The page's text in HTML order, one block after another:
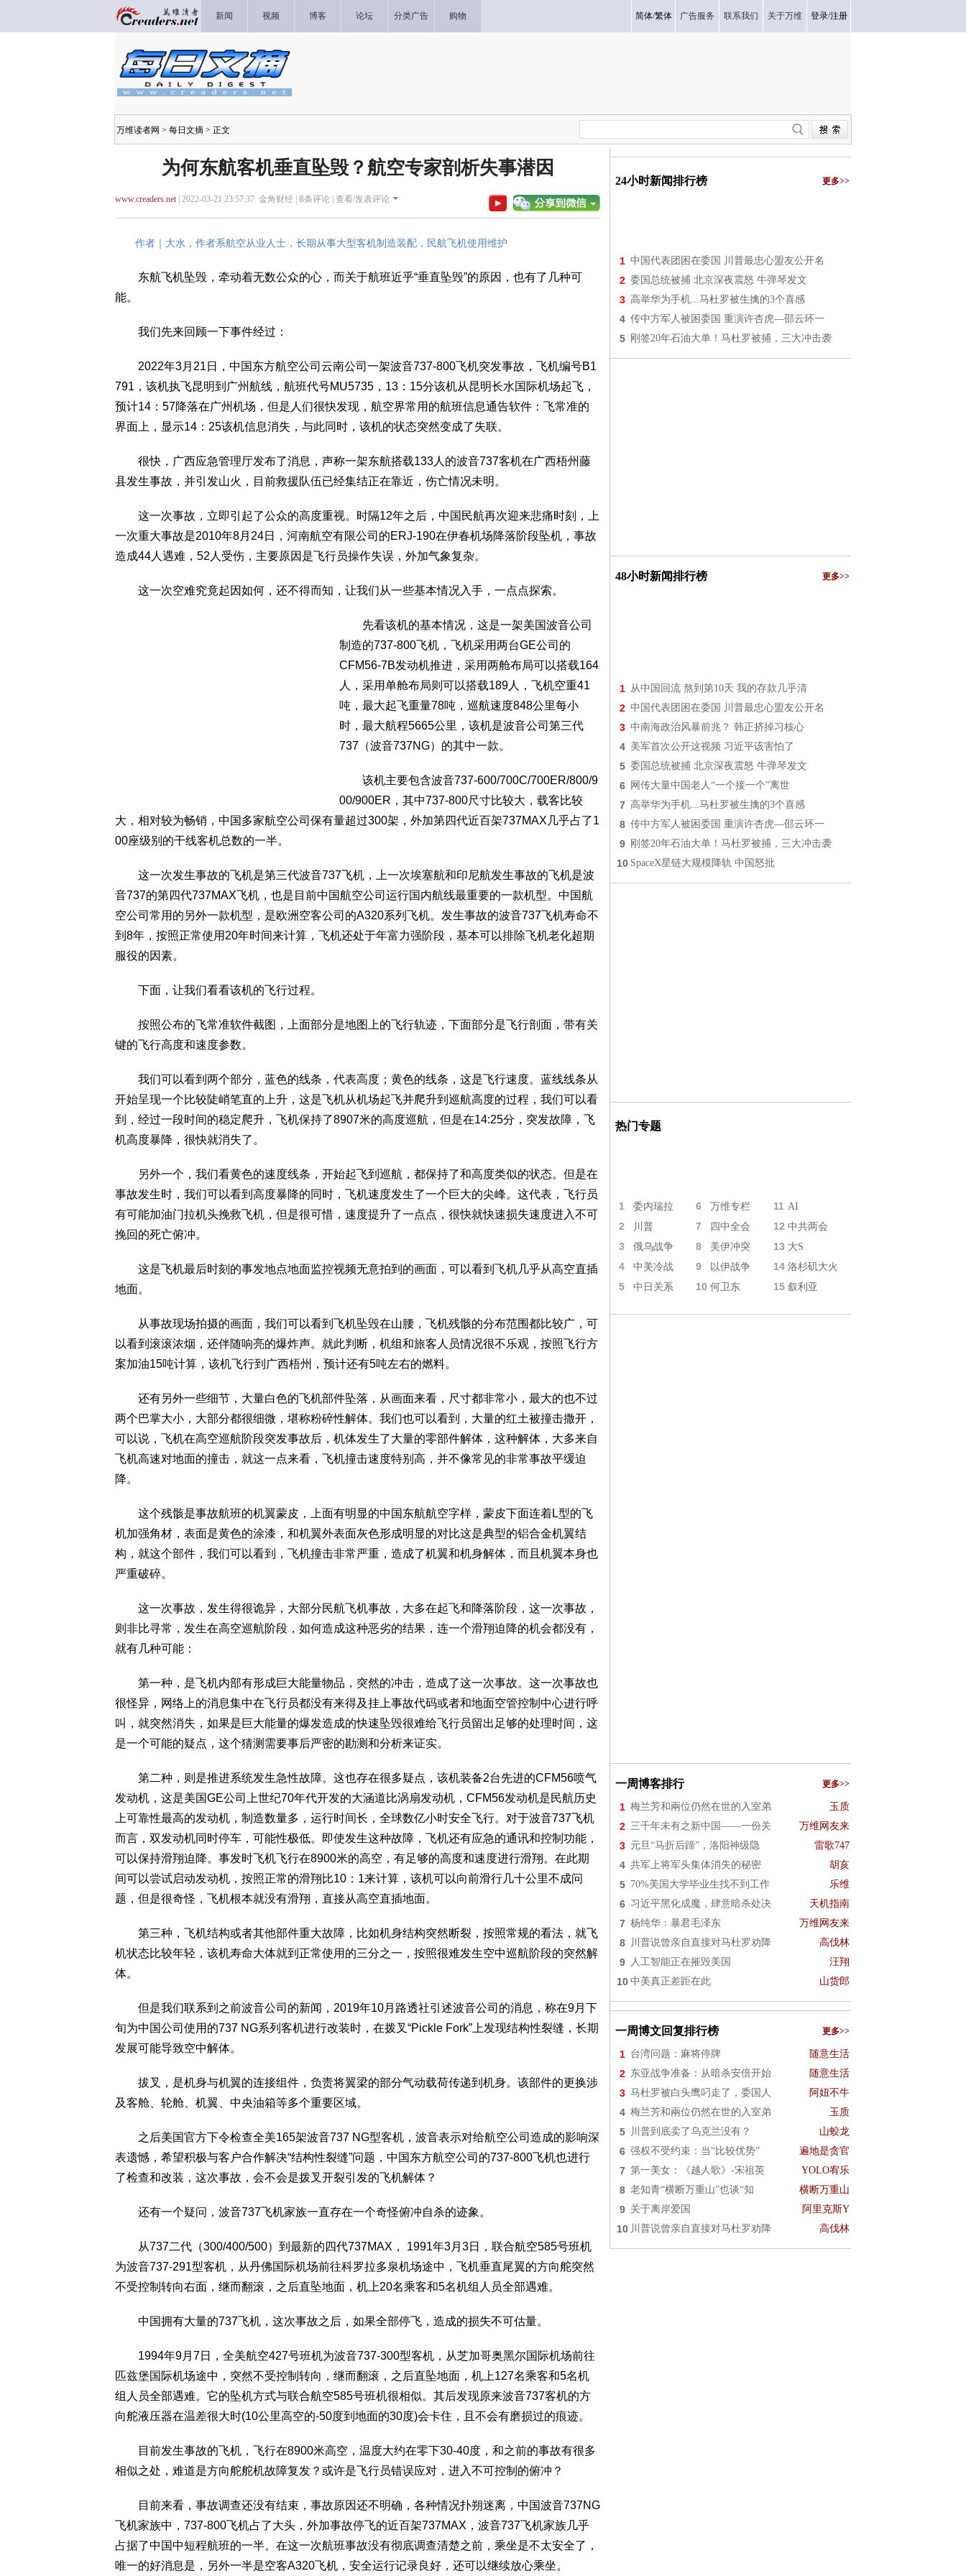
新闻 视频 博客 论坛 分类广告 购物 简体/繁体 广告服务 联系我们 关于万维 登录/注册
万维读者网 > 每日文摘 > 正文
为何东航客机垂直坠毁？航空专家剖析失事潜因
www.creaders.net| 2022-03-21 23:57:37 金角财经 | 8条评论 | 查看/发表评论
作者｜大水，作者系航空从业人士，长期从事大型客机制造装配，民航飞机使用维护
东航飞机坠毁，牵动着无数公众的心，而关于航班近乎“垂直坠毁”的原因，也有了几种可
能。
我们先来回顾一下事件经过：
2022年3月21日，中国东方航空公司云南公司一架波音737-800飞机突发事故，飞机编号B1
791，该机执飞昆明到广州航线，航班代号MU5735，13：15分该机从昆明长水国际机场起飞，
预计14：57降落在广州机场，但是人们很快发现，航空界常用的航班信息通告软件：飞常准的
界面上，显示14：25该机信息消失，与此同时，该机的状态突然变成了失联。
很快，广西应急管理厅发布了消息，声称一架东航搭载133人的波音737客机在广西梧州藤
县发生事故，并引发山火，目前救援队伍已经集结正在靠近，伤亡情况未明。
这一次事故，立即引起了公众的高度重视。时隔12年之后，中国民航再次迎来悲痛时刻，上
一次重大事故是2010年8月24日，河南航空有限公司的ERJ-190在伊春机场降落阶段坠机，事故
造成44人遇难，52人受伤，主要原因是飞行员操作失误，外加气象复杂。
这一次空难究竟起因如何，还不得而知，让我们从一些基本情况入手，一点点探索。
先看该机的基本情况，这是一架美国波音公司
制造的737-800飞机，飞机采用两台GE公司的
CFM56-7B发动机推进，采用两舱布局可以搭载164
人，采用单舱布局则可以搭载189人，飞机空重41
吨，最大起飞重量78吨，巡航速度848公里每小
时，最大航程5665公里，该机是波音公司第三代
737（波音737NG）的其中一款。
该机主要包含波音737-600/700C/700ER/800/9
00/900ER，其中737-800尺寸比较大，载客比较
大，相对较为畅销，中国多家航空公司保有量超过300架，外加第四代近百架737MAX几乎占了1
00座级别的干线客机总数的一半。
这一次发生事故的飞机是第三代波音737飞机，上一次埃塞航和印尼航发生事故的飞机是波
音737的第四代737MAX飞机，也是目前中国航空公司运行国内航线最重要的一款机型。中国航
空公司常用的另外一款机型，是欧洲空客公司的A320系列飞机。发生事故的波音737飞机寿命不
到8年，按照正常使用20年时间来计算，飞机还处于年富力强阶段，基本可以排除飞机老化超期
服役的因素。
下面，让我们看看该机的飞行过程。
按照公布的飞常准软件截图，上面部分是地图上的飞行轨迹，下面部分是飞行剖面，带有关
键的飞行高度和速度参数。
我们可以看到两个部分，蓝色的线条，代表高度；黄色的线条，这是飞行速度。蓝线线条从
开始呈现一个比较陡峭笔直的上升，这是飞机从机场起飞并爬升到巡航高度的过程，我们可以看
到，经过一段时间的稳定爬升，飞机保持了8907米的高度巡航，但是在14:25分，突发故障，飞
机高度暴降，很快就消失了。
另外一个，我们看黄色的速度线条，开始起飞到巡航，都保持了和高度类似的状态。但是在
事故发生时，我们可以看到高度暴降的同时，飞机速度发生了一个巨大的尖峰。这代表，飞行员
有可能加油门拉机头挽救飞机，但是很可惜，速度提升了一点点，很快就快速损失速度进入不可
挽回的死亡俯冲。
这是飞机最后时刻的事发地点地面监控视频无意拍到的画面，可以看到飞机几乎从高空直插
地面。
从事故现场拍摄的画面，我们可以看到飞机坠毁在山腰，飞机残骸的分布范围都比较广，可
以看到滚滚浓烟，还伴随响亮的爆炸声。就此判断，机组和旅客人员情况很不乐观，按照飞行方
案加油15吨计算，该机飞行到广西梧州，预计还有5吨左右的燃料。
还有另外一些细节，大量白色的飞机部件坠落，从画面来看，尺寸都非常小，最大的也不过
两个巴掌大小，大部分都很细微，堪称粉碎性解体。我们也可以看到，大量的红土被撞击撒开，
可以说，飞机在高空巡航阶段突发事故后，机体发生了大量的零部件解体，这种解体，大多来自
飞机高速对地面的撞击，就这一点来看，飞机撞击速度特别高，并不像常见的非常事故平缓迫
降。
这个残骸是事故航班的机翼蒙皮，上面有明显的中国东航航空字样，蒙皮下面连着L型的飞
机加强角材，表面是黄色的涂漆，和机翼外表面灰色形成明显的对比这是典型的铝合金机翼结
构，就这个部件，我们可以看到，飞机撞击非常严重，造成了机翼和机身解体，而且机翼本身也
严重破碎。
这一次事故，发生得很诡异，大部分民航飞机事故，大多在起飞和降落阶段，这一次事故，
则非比寻常，发生在高空巡航阶段，如何造成这种恶劣的结果，连一个滑翔迫降的机会都没有，
就有几种可能：
第一种，是飞机内部有形成巨大能量物品，突然的冲击，造成了这一次事故。这一次事故也
很怪异，网络上的消息集中在飞行员都没有来得及挂上事故代码或者和地面空管控制中心进行呼
叫，就突然消失，如果是巨大能量的爆发造成的快速坠毁很难给飞行员留出足够的处理时间，这
是一个可能的疑点，这个猜测需要事后严密的勘测和分析来证实。
第二种，则是推进系统发生急性故障。这也存在很多疑点，该机装备2台先进的CFM56喷气
发动机，这是美国GE公司上世纪70年代开发的大涵道比涡扇发动机，CFM56发动机是民航历史
上可靠性最高的发动机，制造数量多，运行时间长，全球数亿小时安全飞行。对于波音737飞机
而言，双发动机同时停车，可能性极低。即使发生这种故障，飞机还有应急的通讯和控制功能，
可以保持滑翔迫降。事发时飞机飞行在8900米的高空，有足够的高度和速度进行滑翔。在此期
间可以尝试启动发动机，按照正常的滑翔比10：1来计算，该机可以向前滑行几十公里不成问
题，但是很奇怪，飞机根本就没有滑翔，直接从高空直插地面。
第三种，飞机结构或者其他部件重大故障，比如机身结构突然断裂，按照常规的看法，就飞
机状态比较年轻，该机寿命大体就到正常使用的三分之一，按照很难发生空中巡航阶段的突然解
体。
但是我们联系到之前波音公司的新闻，2019年10月路透社引述波音公司的消息，称在9月下
旬为中国公司使用的737 NG系列客机进行改装时，在拨叉“Pickle Fork”上发现结构性裂缝，长期
发展可能导致空中解体。
拔叉，是机身与机翼的连接组件，负责将翼梁的部分气动载荷传递到机身。该部件的更换涉
及客舱、轮舱、机翼、中央油箱等多个重要区域。
之后美国官方下令检查全美165架波音737 NG型客机，波音表示对给航空公司造成的影响深
表遗憾，希望积极与客户合作解决“结构性裂缝”问题，中国东方航空公司的737-800飞机也进行
了检查和改装，这次事故，会不会是拨叉开裂引发的飞机解体？
还有一个疑问，波音737飞机家族一直存在一个奇怪俯冲自杀的迹象。
从737二代（300/400/500）到最新的四代737MAX， 1991年3月3日，联合航空585号班机
为波音737-291型客机，从丹佛国际机场前往科罗拉多泉机场途中，飞机垂直尾翼的方向舵突然
不受控制转向右面，继而翻滚，之后直坠地面，机上20名乘客和5名机组人员全部遇难。
中国拥有大量的737飞机，这次事故之后，如果全部停飞，造成的损失不可估量。
1994年9月7日，全美航空427号班机为波音737-300型客机，从芝加哥奥黑尔国际机场前往
匹兹堡国际机场途中，突然不受控制转向，继而翻滚，之后直坠地面，机上127名乘客和5名机
组人员全部遇难。它的坠机方式与联合航空585号班机很相似。其后发现原来波音737客机的方
向舵液压器在温差很大时(10公里高空的-50度到地面的30度)会卡住，且不会有磨损过的痕迹。
目前发生事故的飞机，飞行在8900米高空，温度大约在零下30-40度，和之前的事故有很多
相似之处，难道是方向舵舵机故障复发？或许是飞行员错误应对，进入不可控制的俯冲？
目前来看，事故调查还没有结束，事故原因还不明确，各种情况扑朔迷离，中国波音737NG
飞机家族中，737-800飞机占了大头，外加事故停飞的近百架737MAX，波音737飞机家族几乎
占据了中国中短程航班的一半。在这一次航班事故没有彻底调查清楚之前，乘坐是不太安全了，
唯一的好消息是，另外一半是空客A320飞机，安全运行记录良好，还可以继续放心乘坐。
24小时新闻排行榜 更多>>
1 中国代表团困在委国 川普最忠心盟友公开名
2 委国总统被捕 北京深夜震怒 牛弹琴发文
3 高举华为手机...马杜罗被生擒的3个喜感
4 传中方军人被困委国 重演许杏虎—邵云环一
5 刚签20年石油大单！马杜罗被捕，三大冲击袭
48小时新闻排行榜 更多>>
1 从中国回流 熬到第10天 我的存款几乎清
2 中国代表团困在委国 川普最忠心盟友公开名
3 中南海政治风暴前兆？ 韩正挤掉习核心
4 美军首次公开这视频 习近平该害怕了
5 委国总统被捕 北京深夜震怒 牛弹琴发文
6 网传大量中国老人“一个接一个”离世
7 高举华为手机...马杜罗被生擒的3个喜感
8 传中方军人被困委国 重演许杏虎—邵云环一
9 刚签20年石油大单！马杜罗被捕，三大冲击袭
10 SpaceX星链大规模降轨 中国怒批
热门专题
1 委内瑞拉 6 万维专栏 11 AI
2 川普 7 四中全会 12 中共两会
3 俄乌战争 8 美伊冲突 13 大S
4 中美冷战 9 以伊战争 14 洛杉矶大火
5 中日关系 10 何卫东 15 叙利亚
一周博客排行 更多>>
1 梅兰芳和兩位仍然在世的入室弟 玉质
2 三千年未有之新中国——一份关 万维网友来
3 元旦“马折后蹄”，洛阳神级隐 雷歌747
4 共军上将军头集体消失的秘密 胡亥
5 70%美国大学毕业生找不到工作 乐维
6 习近平黑化成魔，肆意暗杀处决 天机指南
7 杨纯华：暴君毛泽东 万维网友来
8 川普说曾亲自直接对马杜罗劝降 高伐林
9 人工智能正在摧毁美国 汪翔
10 中美真正差距在此 山货郎
一周博文回复排行榜 更多>>
1 台湾问题：麻将停牌 随意生活
2 东亚战争准备：从暗杀安倍开始 随意生活
3 马杜罗被白头鹰叼走了，委国人 阿妞不牛
4 梅兰芳和兩位仍然在世的入室弟 玉质
5 川普到底卖了乌克兰没有？ 山蛟龙
6 强权不受约束：当“比较优势” 遍地是贪官
7 第一美女：《越人歌》-宋祖英 YOLO宥乐
8 老知青“横断万重山”也谈“知 横断万重山
9 关于离岸爱国 阿里克斯Y
10 川普说曾亲自直接对马杜罗劝降 高伐林